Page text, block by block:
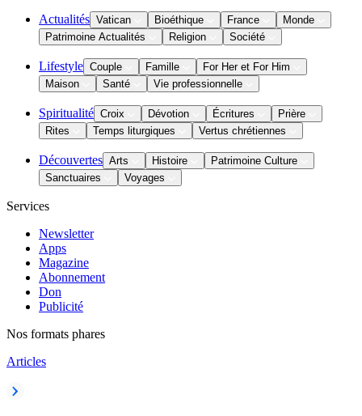
Actualités Vatican Bioéthique France
Monde
Patrimoine Actualités
Religion Société
Lifestyle Couple Famille
For Her et For Him
Maison
Santé Vie professionnelle
Spiritualité Croix Dévotion Écritures
Prière
Rites
Temps liturgiques Vertus chrétiennes
Découvertes Arts Histoire
Patrimoine Culture
Sanctuaires
Voyages
Services
Newsletter
Apps
Magazine
Abonnement
Don
Publicité
Nos formats phares
Articles